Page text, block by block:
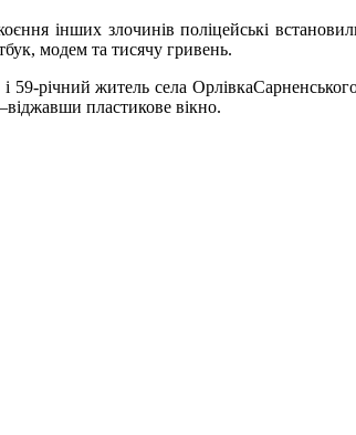
інших злочинів поліцейські
модем та тисячу гривень.
59-річний житель села Орлівка
пластикове вікно.